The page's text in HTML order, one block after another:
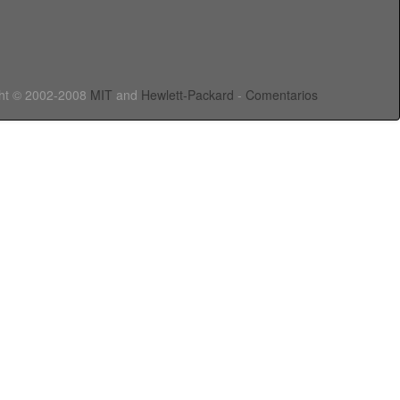
© 2002-2008 MIT and Hewlett-Packard - Comentarios